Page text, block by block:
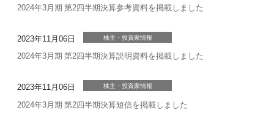
2024年3月期 第2四半期決算参考資料を掲載しました
2023年11月06日 株主・投資家情報
2024年3月期 第2四半期決算説明資料を掲載しました
2023年11月06日 株主・投資家情報
2024年3月期 第2四半期決算短信を掲載しました